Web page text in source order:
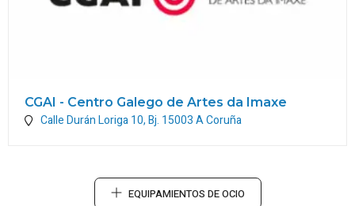
CGAI - Centro Galego de Artes da Imaxe
Calle Durán Loriga 10, Bj. 15003A Coruña
EQUIPAMIENTOS DE OCIO